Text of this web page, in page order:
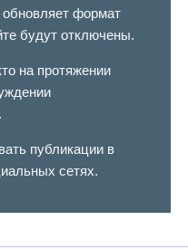
формат
будут отключены.
на протяжении
публикации в
сетях.